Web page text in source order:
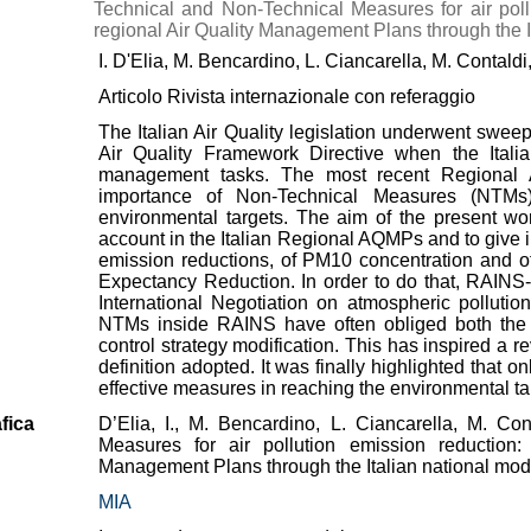
Technical and Non-Technical Measures for air
regional Air Quality Management Plans through the
I. D'Elia, M. Bencardino, L. Ciancarella, M.
Articolo Rivista internazionale con referaggio
The Italian Air Quality legislation underwent
Air Quality Framework Directive when the
management tasks. The most recent
importance of Non-Technical Measures
environmental targets. The aim of the present
account in the Italian Regional AQMPs and to
emission reductions, of PM10 concentration and
Expectancy Reduction. In order to do that,
International Negotiation on atmospheric
NTMs inside RAINS have often obliged both
control strategy modification. This has inspired a
definition adopted. It was finally highlighted that
effective measures in reaching the environmental
D’Elia, I., M. Bencardino, L. Ciancarella, M.
Measures for air pollution emission
Management Plans through the Italian national
MIA